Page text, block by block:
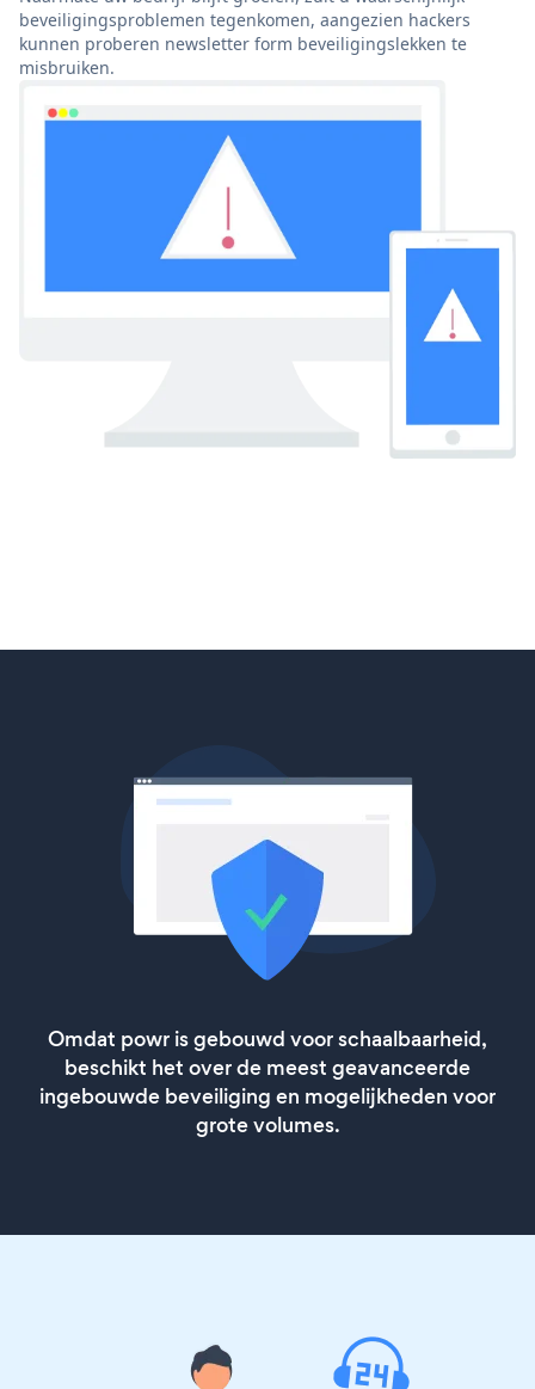
beveiligingsproblemen tegenkomen, aangezien hackers
kunnen proberen newsletter form beveiligingslekken te
misbruiken.
Omdat powr is gebouwd voor schaalbaarheid,
beschikt het over de meest geavanceerde
ingebouwde beveiliging en mogelijkheden voor
grote volumes.